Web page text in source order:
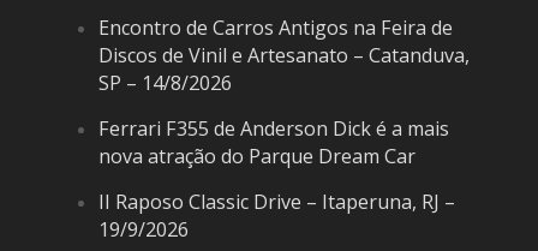
Encontro de Carros Antigos na Feira de
Discos de Vinil e Artesanato – Catanduva,
SP – 14/8/2026
Ferrari F355 de Anderson Dick é a mais
nova atração do Parque Dream Car
II Raposo Classic Drive – Itaperuna, RJ –
19/9/2026